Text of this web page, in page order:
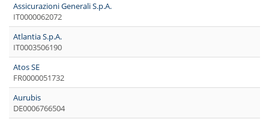
Assicurazioni Generali S.p.A.
IT0000062072
Atlantia S.p.A.
IT0003506190
Atos SE
FR0000051732
Aurubis
DE0006766504